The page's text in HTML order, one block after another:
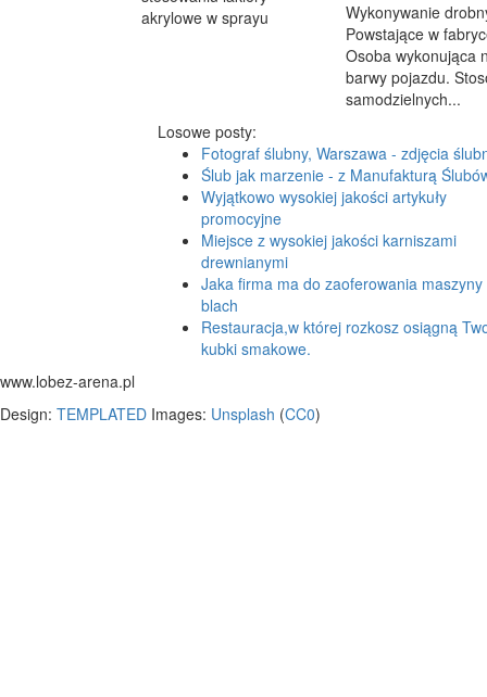
Wykonywanie
Powstające w
Osoba wykonująca
barwy pojazdu.
samodzielnych...
Losowe posty:
Fotograf ślubny, Warszawa - zdjęcia
Ślub jak marzenie - z Manufakturą
Wyjątkowo wysokiej jakości artykuły
promocyjne
Miejsce z wysokiej jakości karniszami
drewnianymi
Jaka firma ma do zaoferowania maszyny
blach
Restauracja,w której rozkosz osiągną
kubki smakowe.
www.lobez-arena.pl
Design: TEMPLATED Images: Unsplash (CC0)